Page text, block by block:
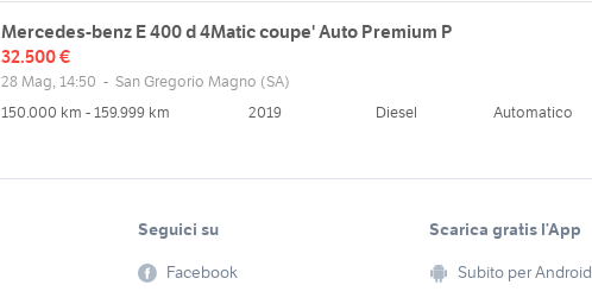
Mercedes-benz E 400 d 4Matic coupe' Auto Premium P
32.500 €
28 Mag, 14:50 - San Gregorio Magno (SA)
150.000 km - 159.999 km
2019 Diesel Automatico
Seguici su
Facebook
Scarica gratis l’App
Subito per Android